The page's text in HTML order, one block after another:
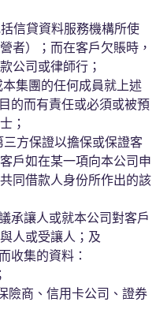
信貸資料服務機構所使
者）；而在客戶欠賬時，
公司或律師行；
集團的任何成員就上述
的而有責任或必須或被預
；
方保證以擔保或保證客
戶如在某一項向本公司申
同借款人身份所作出的該
承讓人或就本公司對客戶
人或受讓人；及
收集的資料：
商、信用卡公司、證券